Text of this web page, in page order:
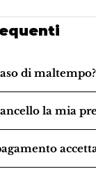
di maltempo?
la mia